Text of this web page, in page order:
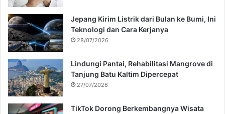
Jepang Kirim Listrik dari Bulan ke Bumi, Ini
Teknologi dan Cara Kerjanya
28/07/2026
Lindungi Pantai, Rehabilitasi Mangrove di
Tanjung Batu Kaltim Dipercepat
27/07/2026
TikTok Dorong Berkembangnya Wisata